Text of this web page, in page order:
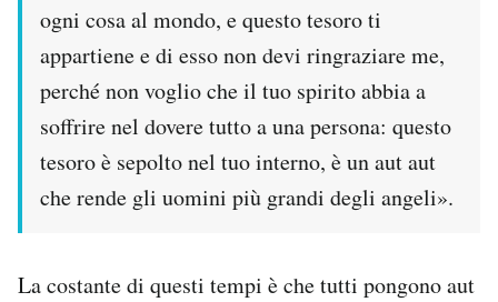
ogni cosa al mondo, e questo tesoro ti
appartiene e di esso non devi ringraziare me,
perché non voglio che il tuo spirito abbia a
soffrire nel dovere tutto a una persona: questo
tesoro è sepolto nel tuo interno, è un aut aut
che rende gli uomini più grandi degli angeli».
La costante di questi tempi è che tutti pongono aut